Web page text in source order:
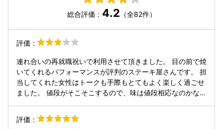
総合評価： 4.2 （全82件）
評価：
連れ合いの再就職祝いで利用させて頂きました。 目の前で焼
いてくれるパフォーマンスが評判のステーキ屋さんです。 担
当してくれた女性はトークも手際もとてもよく楽しく過ごせ
ました。 値段がそこそこするので、味は値段相応なのかな？
とても残念だったのは 19:00予約で、お客さんが私たち以外
に5人組のお子様連れの家族のみで その方達がお帰りになら
評価：